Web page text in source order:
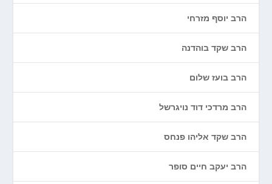
הרב יוסף מזרחי
הרב שקד בוהדנה
הרב בועז שלום
הרב מרדכי דוד נויגרשל
הרב שקד אליהו פנחס
הרב יעקב חיים סופר